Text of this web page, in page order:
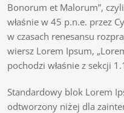
Bonorum et Malorum”,
właśnie w 45 p.n.e. przez
w czasach renesansu
wiersz Lorem Ipsum,
pochodzi właśnie z sekcji
Standardowy blok Lorem
odtworzony niżej dla